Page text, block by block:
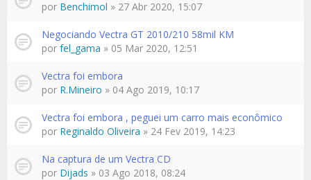
por Benchimol » 27 Abr 2020, 15:07
Negociando Vectra GT 2010/210 58mil KM
por fel_gama » 05 Mar 2020, 12:51
Vectra foi embora
por R.Mineiro » 04 Ago 2019, 10:17
Vectra foi embora , peguei um carro mais econômico
por Reginaldo Oliveira » 24 Fev 2019, 14:23
Na captura de um Vectra CD
por Dijads » 03 Ago 2018, 08:24